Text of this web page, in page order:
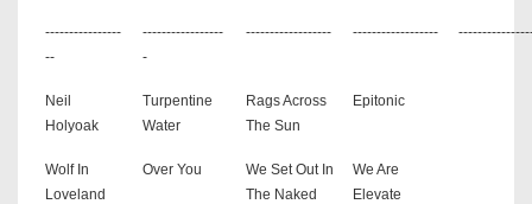
----------------
--
-----------------
-
------------------ ------------------
Neil
Holyoak
Turpentine
Water
Rags Across
The Sun
Epitonic
Wolf In
Loveland
Over You
We Set Out In
The Naked
We Are
Elevate